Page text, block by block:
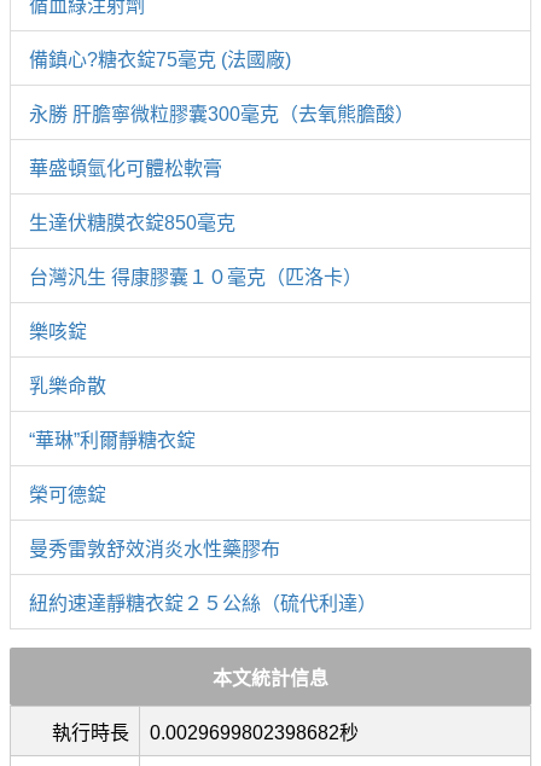
循血綠注射劑
備鎮心?糖衣錠75毫克 (法國廠)
永勝 肝膽寧微粒膠囊300毫克（去氧熊膽酸）
華盛頓氫化可體松軟膏
生達伏糖膜衣錠850毫克
台灣汎生 得康膠囊１０毫克（匹洛卡）
樂咳錠
乳樂命散
“華琳”利爾靜糖衣錠
榮可德錠
曼秀雷敦舒效消炎水性藥膠布
紐約速達靜糖衣錠２５公絲（硫代利達）
本文統計信息
執行時長 0.0029699802398682秒